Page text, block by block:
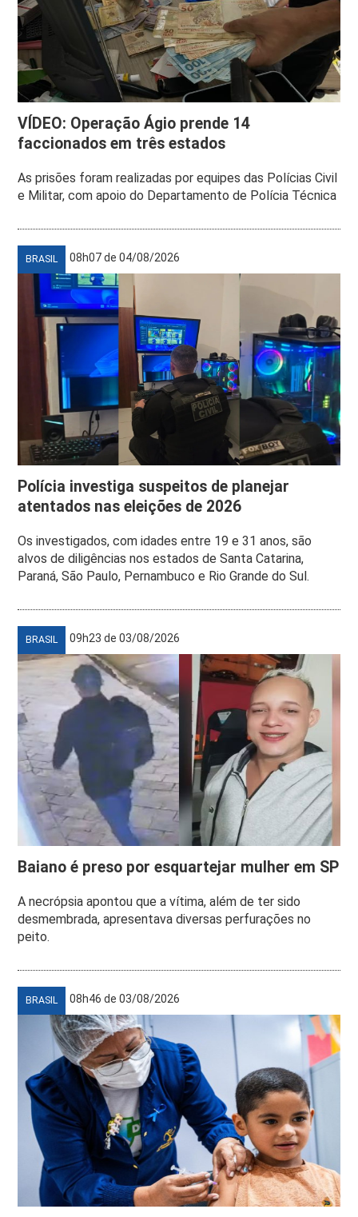
VÍDEO: Operação Ágio prende 14
faccionados em três estados
As prisões foram realizadas por equipes das Polícias Civil
e Militar, com apoio do Departamento de Polícia Técnica
BRASIL 08h07 de 04/08/2026
Polícia investiga suspeitos de planejar
atentados nas eleições de 2026
Os investigados, com idades entre 19 e 31 anos, são
alvos de diligências nos estados de Santa Catarina,
Paraná, São Paulo, Pernambuco e Rio Grande do Sul.
BRASIL 09h23 de 03/08/2026
Baiano é preso por esquartejar mulher em SP
A necrópsia apontou que a vítima, além de ter sido
desmembrada, apresentava diversas perfurações no
peito.
BRASIL 08h46 de 03/08/2026